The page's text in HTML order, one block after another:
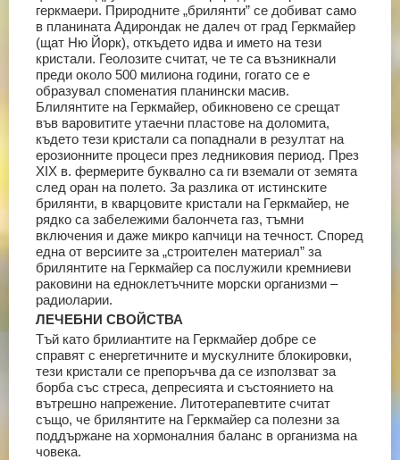
геркмаери. Природните „брилянти” се добиват само
в планината Адирондак не далеч от град Геркмайер
(щат Ню Йорк), откъдето идва и името на тези
кристали. Геолозите считат, че те са възникнали
преди около 500 милиона години, гогато се е
образувал споменатия планински масив.
Блилянтите на Геркмайер, обикновено се срещат
във варовитите утаечни пластове на доломита,
където тези кристали са попаднали в резултат на
ерозионните процеси през ледниковия период. През
ХІХ в. фермерите буквално са ги вземали от земята
след оран на полето. За разлика от истинските
брилянти, в кварцовите кристали на Геркмайер, не
рядко са забележими балончета газ, тъмни
включения и даже микро капчици на течност. Според
една от версиите за „строителен материал” за
брилянтите на Геркмайер са послужили кремниеви
раковини на едноклетъчните морски организми –
радиоларии.
ЛЕЧЕБНИ СВОЙСТВА
Тъй като брилиантите на Геркмайер добре се
справят с енергетичните и мускулните блокировки,
тези кристали се препоръчва да се използват за
борба със стреса, депресията и състоянието на
вътрешно напрежение. Литотерапевтите считат
също, че брилянтите на Геркмайер са полезни за
поддържане на хормоналния баланс в организма на
човека.